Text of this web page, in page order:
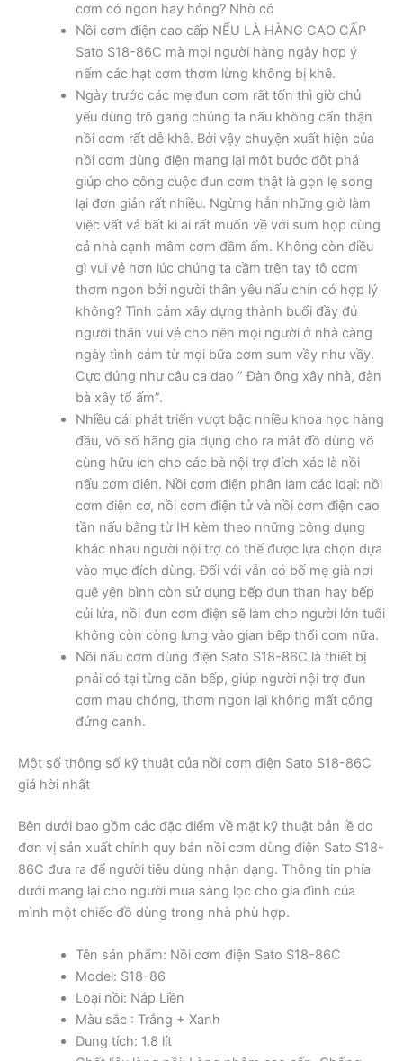
cơm có ngon hay hỏng? Nhờ có
Nồi cơm điện cao cấp NẾU LÀ HÀNG CAO CẤP
Sato S18-86C mà mọi người hàng ngày hợp ý
nếm các hạt cơm thơm lừng không bị khê.
Ngày trước các mẹ đun cơm rất tốn thì giờ chủ
yếu dùng trõ gang chúng ta nấu không cẩn thận
nồi cơm rất dễ khê. Bởi vậy chuyện xuất hiện của
nồi cơm dùng điện mang lại một bước đột phá
giúp cho công cuộc đun cơm thật là gọn lẹ song
lại đơn giản rất nhiều. Ngừng hẳn những giờ làm
việc vất vả bất kì ai rất muốn về với sum họp cùng
cả nhà cạnh mâm cơm đầm ấm. Không còn điều
gì vui vẻ hơn lúc chúng ta cầm trên tay tô cơm
thơm ngon bởi người thân yêu nấu chín có hợp lý
không? Tình cảm xây dựng thành buổi đầy đủ
người thân vui vẻ cho nên mọi người ở nhà càng
ngày tình cảm từ mọi bữa cơm sum vầy như vầy.
Cực đúng như câu ca dao ” Đàn ông xây nhà, đàn
bà xây tổ ấm”.
Nhiều cái phát triển vượt bậc nhiều khoa học hàng
đầu, vô số hãng gia dụng cho ra mắt đồ dùng vô
cùng hữu ích cho các bà nội trợ đích xác là nồi
nấu cơm điện. Nồi cơm điện phân làm các loại: nồi
cơm điện cơ, nồi cơm điện tử và nồi cơm điện cao
tần nấu bằng từ IH kèm theo những công dụng
khác nhau người nội trợ có thể được lựa chọn dựa
vào mục đích dùng. Đối với vẫn có bố mẹ già nơi
quê yên bình còn sử dụng bếp đun than hay bếp
củi lửa, nồi đun cơm điện sẽ làm cho người lớn tuổi
không còn còng lưng vào gian bếp thổi cơm nữa.
Nồi nấu cơm dùng điện Sato S18-86C là thiết bị
phải có tại từng căn bếp, giúp người nội trợ đun
cơm mau chóng, thơm ngon lại không mất công
đứng canh.
Một số thông số kỹ thuật của nồi cơm điện Sato S18-86C
giá hời nhất
Bên dưới bao gồm các đặc điểm về mặt kỹ thuật bản lề do
đơn vị sản xuất chính quy bán nồi cơm dùng điện Sato S18-
86C đưa ra để người tiêu dùng nhận dạng. Thông tin phía
dưới mang lại cho người mua sàng lọc cho gia đình của
mình một chiếc đồ dùng trong nhà phù hợp.
Tên sản phẩm: Nồi cơm điện Sato S18-86C
Model: S18-86
Loại nồi: Nắp Liền
Màu sắc : Trắng + Xanh
Dung tích: 1.8 lít